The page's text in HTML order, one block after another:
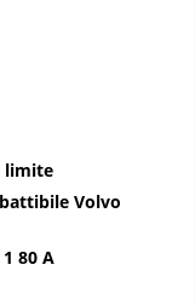
limite
Volvo
80 A